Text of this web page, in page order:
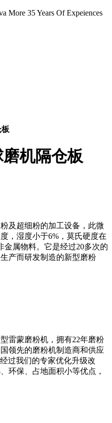
More 35 Years Of Expeiences
磨机隔仓板
及超细粉的加工设备，此微
，湿度小于6%，莫氏硬度在
金属物料。它是经过20多次的
产而研发制造的新型磨粉
雷蒙磨粉机，拥有22年磨粉
领先的磨粉机制造商和供应
过我们的专家优化升级改
环保、占地面积小等优点，